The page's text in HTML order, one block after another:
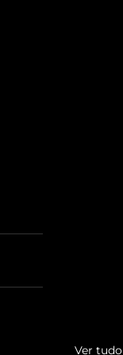
Ver tudo